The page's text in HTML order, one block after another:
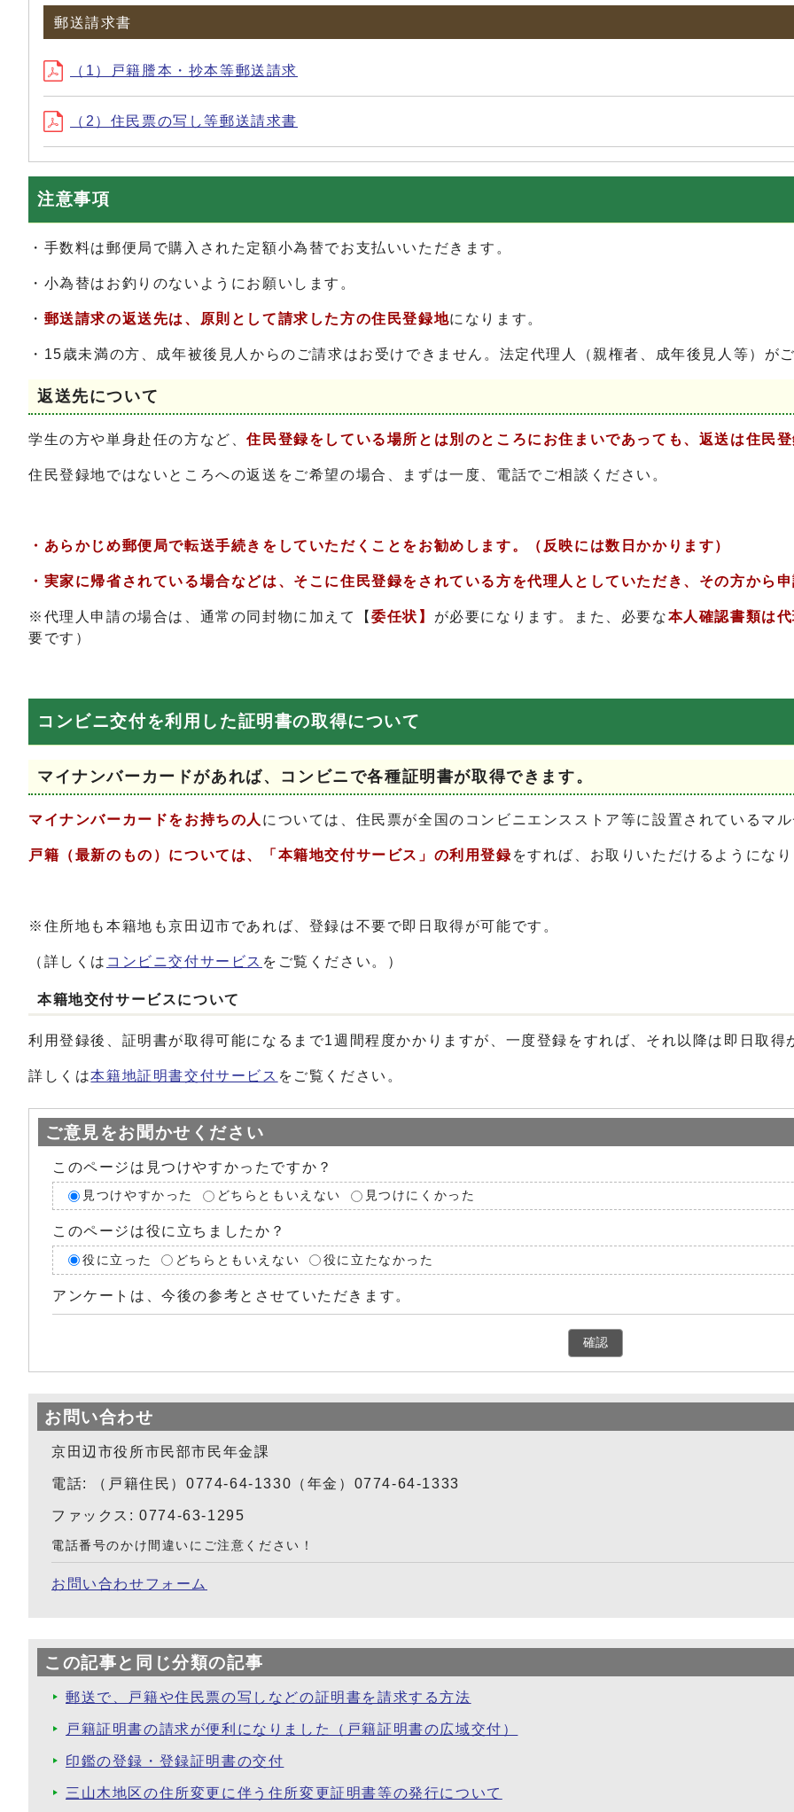
郵送請求書
（1）戸籍謄本・抄本等郵送請求
（2）住民票の写し等郵送請求書
注意事項
・手数料は郵便局で購入された定額小為替でお支払いいただきます。
・小為替はお釣りのないようにお願いします。
・ 郵送請求の返送先は、原則として請求した方の住民登録地になります。
・15歳未満の方、成年被後見人からのご請求はお受けできません。法定代理人（親権者、成年後見人等）が
返送先について
学生の方や単身赴任の方など、住民登録をしている場所とは別のところにお住まいであっても、返送は住民
住民登録地ではないところへの返送をご希望の場合、まずは一度、電話でご相談ください。
・あらかじめ郵便局で転送手続きをしていただくことをお勧めします。（反映には数日かかります）
・実家に帰省されている場合などは、そこに住民登録をされている方を代理人としていただき、その方から
※代理人申請の場合は、通常の同封物に加えて【委任状】 が必要になります。また、必要な本人確認書類は
要です）
コンビニ交付を利用した証明書の取得について
マイナンバーカードがあれば、コンビニで各種証明書が取得できます。
マイナンバーカードをお持ちの人 については、住民票が全国のコンビニエンスストア等に設置されているマ
戸籍（最新のもの）については、「本籍地交付サービス」の利用登録をすれば、お取りいただけるようにな
※住所地も本籍地も京田辺市であれば、登録は不要で即日取得が可能です。
（詳しくは コンビニ交付サービス をご覧ください。）
本籍地交付サービスについて
利用登録後、証明書が取得可能になるまで1週間程度かかりますが、一度登録をすれば、それ以降は即日取得
詳しくは本籍地証明書交付サービス をご覧ください。
ご意見をお聞かせください
このページは見つけやすかったですか？
見つけやすかった どちらともいえない 見つけにくかった
このページは役に立ちましたか？
役に立った どちらともいえない 役に立たなかった
アンケートは、今後の参考とさせていただきます。
確認
お問い合わせ
京田辺市役所市民部市民年金課
電話: （戸籍住民）0774-64-1330（年金）0774-64-1333
ファックス: 0774-63-1295
電話番号のかけ間違いにご注意ください！
お問い合わせフォーム
この記事と同じ分類の記事
郵送で、戸籍や住民票の写しなどの証明書を請求する方法
戸籍証明書の請求が便利になりました（戸籍証明書の広域交付）
印鑑の登録・登録証明書の交付
三山木地区の住所変更に伴う住所変更証明書等の発行について